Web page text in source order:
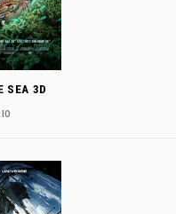
SEA 3D